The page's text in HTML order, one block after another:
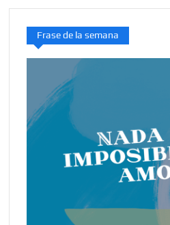
Frase de la semana